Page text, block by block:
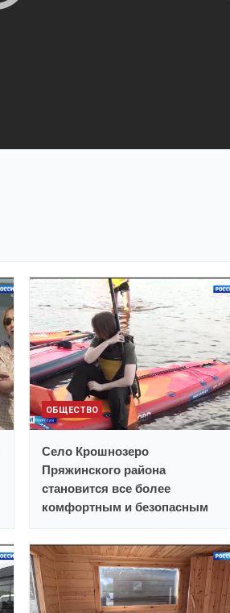
ОБЩЕСТВО
Село Крошнозеро
Пряжинского района
становится все более
комфортным и безопасным